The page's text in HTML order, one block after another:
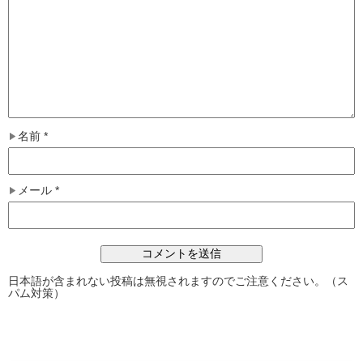
名前 *
メール *
日本語が含まれない投稿は無視されますのでご注意ください。（ス
パム対策）